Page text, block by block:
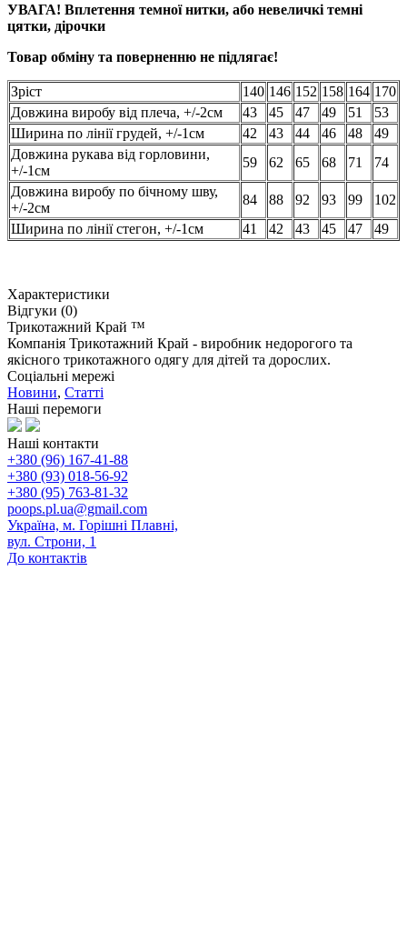
УВАГА! Вплетення темної нитки, або невеличкі темні
цятки, дірочки
Товар обміну та поверненню не підлягає!
Зріст 140 146 152 158 164 170
Довжина виробу від плеча, +/-2см
43 45 47 49 51
53
Ширина по лінії грудей, +/-1см
42 43 44 46 48
49
Довжина рукава від горловини,
+/-1см
59 62 65 68 71
74
Довжина виробу по бічному шву,
+/-2см
84 88 92 93 99
102
Ширина по лінії стегон, +/-1см
41 42 43 45 47 49
Характеристики
Відгуки (0)
Трикотажний Край ™
Компанія Трикотажний Край - виробник недорогого та
якісного трикотажного одягу для дітей та дорослих.
Соціальні мережі
Новини, Статті
Наші перемоги
Наші контакти
+380 (96) 167-41-88
+380 (93) 018-56-92
+380 (95) 763-81-32
poops.pl.ua@gmail.com
Україна, м. Горішні Плавні,
вул. Строни, 1
До контактів